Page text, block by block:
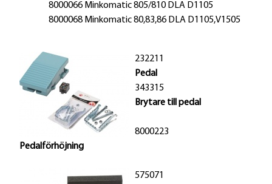
8000066 Minkomatic 805/810 DLA D1105
8000068 Minkomatic 80,83,86 DLA D1105,V1505
232211
Pedal
343315
Brytare till pedal
8000223
Pedalförhöjning
575071